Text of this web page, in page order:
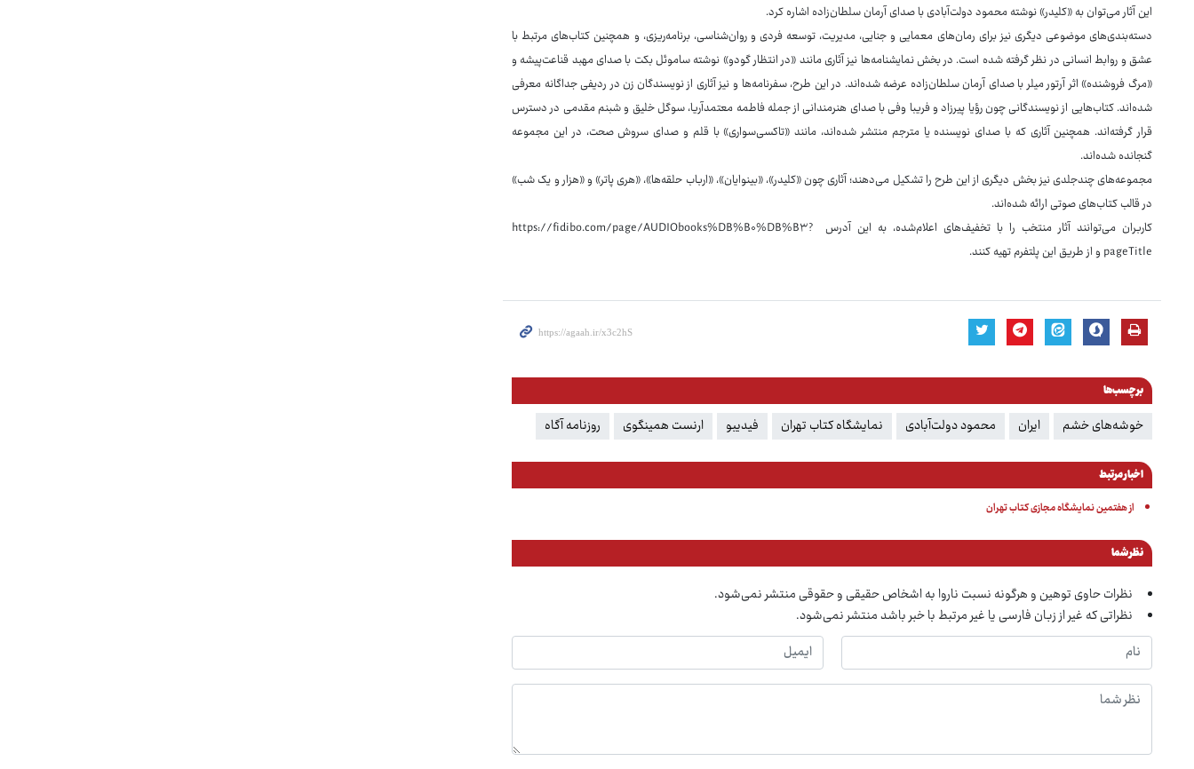
این آثار می‌توان به «کلیدر» نوشته محمود دولت‌آبادی با صدای آرمان سلطان‌زاده اشاره کرد.
دسته‌بندی‌های موضوعی دیگری نیز برای رمان‌های معمایی و جنایی، مدیریت، توسعه فردی و روان‌شناسی، برنامه‌ریزی، و همچنین کتاب‌های مرتبط با
عشق و روابط انسانی در نظر گرفته شده است. در بخش نمایشنامه‌ها نیز آثاری مانند «در انتظار گودو» نوشته ساموئل بکت با صدای مهبد قناعت‌پیشه و
«مرگ فروشنده» اثر آرتور میلر با صدای آرمان سلطان‌زاده عرضه شده‌اند. در این طرح، سفرنامه‌ها و نیز آثاری از نویسندگان زن در ردیفی جداگانه معرفی
شده‌اند. کتاب‌هایی از نویسندگانی چون رؤیا پیرزاد و فریبا وفی با صدای هنرمندانی از جمله فاطمه معتمدآریا، سوگل خلیق و شبنم مقدمی در دسترس
قرار گرفته‌اند. همچنین آثاری که با صدای نویسنده یا مترجم منتشر شده‌اند، مانند «تاکسی‌سواری» با قلم و صدای سروش صحت، در این مجموعه
گنجانده شده‌اند.
مجموعه‌های چندجلدی نیز بخش دیگری از این طرح را تشکیل می‌دهند؛ آثاری چون «کلیدر»، «بینوایان»، «ارباب حلقه‌ها»، «هری پاتر» و «هزار و یک شب»
در قالب کتاب‌های صوتی ارائه شده‌اند.
کاربران می‌توانند آثار منتخب را با تخفیف‌های اعلام‌شده، به این آدرس https://fidibo.com/page/AUDIObooks%DB%B۰%DB%B۳?
pageTitle و از طریق این پلتفرم تهیه کنند.
برچسب‌ها
خوشه‌های خشم ایران محمود دولت‌آبادی نمایشگاه کتاب تهران فیدیبو ارنست همینگوی روزنامه آگاه
اخبار مرتبط
از هفتمین نمایشگاه مجازی کتاب تهران
نظر شما
نظرات حاوی توهین و هرگونه نسبت ناروا به اشخاص حقیقی و حقوقی منتشر نمی‌شود.
نظراتی که غیر از زبان فارسی یا غیر مرتبط با خبر باشد منتشر نمی‌شود.